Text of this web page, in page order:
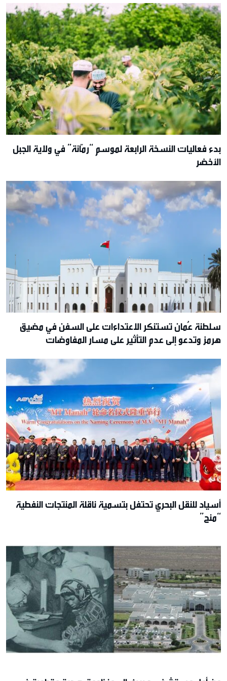
بدء فعاليات النسخة الرابعة لموسم “رمّانة” في ولاية الجبل
الأخضر
سلطنة عُمان تستنكر الاعتداءات على السفن في مضيق
هرمز وتدعو إلى عدم التأثير على مسار المفاوضات
أسياد للنقل البحري تحتفل بتسمية ناقلة المنتجات النفطية
“منح”